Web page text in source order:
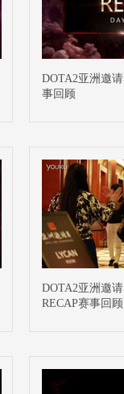
DOTA2亚洲邀
事回顾
DOTA2亚洲邀
RECAP赛事回顾